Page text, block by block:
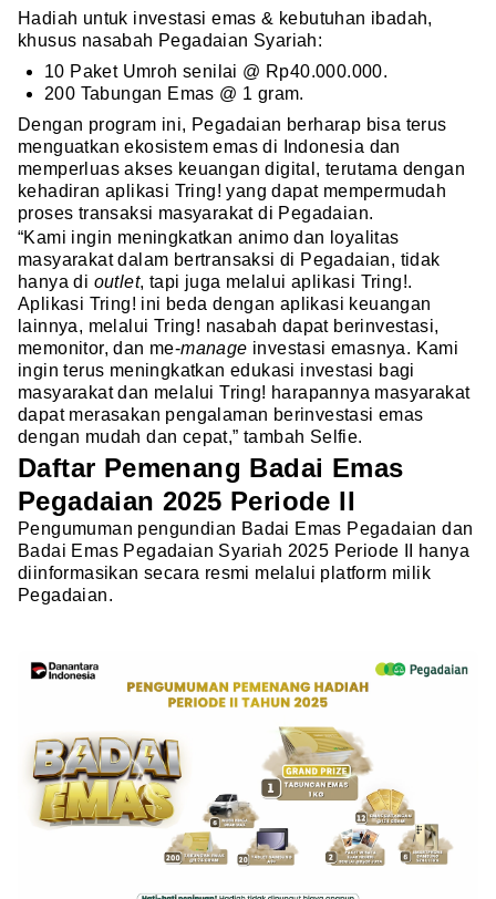
Hadiah untuk investasi emas & kebutuhan ibadah,
khusus nasabah Pegadaian Syariah:
10 Paket Umroh senilai @ Rp40.000.000.
200 Tabungan Emas @ 1 gram.
Dengan program ini, Pegadaian berharap bisa terus
menguatkan ekosistem emas di Indonesia dan
memperluas akses keuangan digital, terutama dengan
kehadiran aplikasi Tring! yang dapat mempermudah
proses transaksi masyarakat di Pegadaian.
“Kami ingin meningkatkan animo dan loyalitas
masyarakat dalam bertransaksi di Pegadaian, tidak
hanya di outlet, tapi juga melalui aplikasi Tring!.
Aplikasi Tring! ini beda dengan aplikasi keuangan
lainnya, melalui Tring! nasabah dapat berinvestasi,
memonitor, dan me-manage investasi emasnya. Kami
ingin terus meningkatkan edukasi investasi bagi
masyarakat dan melalui Tring! harapannya masyarakat
dapat merasakan pengalaman berinvestasi emas
dengan mudah dan cepat,” tambah Selfie.
Daftar Pemenang Badai Emas
Pegadaian 2025 Periode II
Pengumuman pengundian Badai Emas Pegadaian dan
Badai Emas Pegadaian Syariah 2025 Periode II hanya
diinformasikan secara resmi melalui platform milik
Pegadaian.